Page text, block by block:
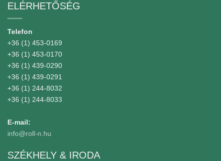
ELÉRHETŐSÉG
Telefon
+36 (1) 453-0169
+36 (1) 453-0170
+36 (1) 439-0290
+36 (1) 439-0291
+36 (1) 244-8032
+36 (1) 244-8033
E-mail:
info@roll-n.hu
SZÉKHELY & IRODA